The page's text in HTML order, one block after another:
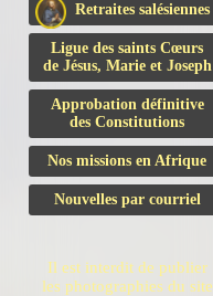
Retraites salésiennes
Ligue des saints Cœurs
de Jésus, Marie et Joseph
Approbation définitive
des Constitutions
Nos missions en Afrique
Nouvelles par courriel
Il est interdit de publier
les photographies du site